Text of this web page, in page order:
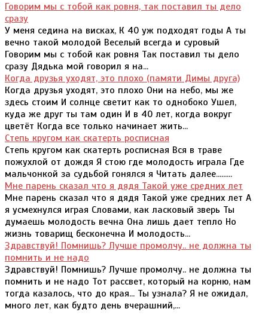
Говорим мы с тобой как ровня, так поставил ты дело
сразу
У меня седина на висках, К 40 уж подходят годы А ты
вечно такой молодой Веселый всегда и суровый
Говорим мы с тобой как ровня Так поставил ты дело
сразу Дядька мой говорил я на...
Когда друзья уходят, это плохо (памяти Димы друга)
Когда друзья уходят, это плохо Они на небо, мы же
здесь стоим И солнце светит как то однобоко Ушел,
куда же друг ты там один И в 40 лет, когда вокруг
цветёт Когда все только начинает жить...
Степь кругом как скатерть росписная
Степь кругом как скатерть росписная Вся в траве
пожухлой от дождя Я стою где молодость играла Где
мальчонкой за судьбой гонялся я Читать далее.........
Мне парень сказал что я дядя Такой уже средних лет
Мне парень сказал что я дядя Такой уже средних лет А
я усмехнулся играя Словами, как ласковый зверь Ты
думаешь молодость вечна Она лишь дает тепло Но
жизнь товарищ бесконечна И молодость...
Здравствуй! Помнишь? Лучше промолчу.. не должна ты
помнить и не надо
Здравствуй! Помнишь? Лучше промолчу.. не должна ты
помнить и не надо Тот рассвет, который на корню, нам
тогда казалось, что до края... Ты узнала? Я не ожидал,
много лет, как будто день вчерашний,...